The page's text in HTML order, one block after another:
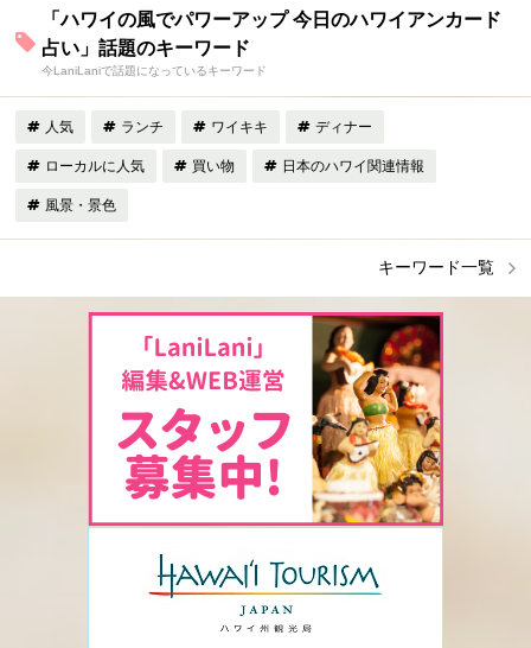
「ハワイの風でパワーアップ 今日のハワイアンカード
占い」話題のキーワード
今LaniLaniで話題になっているキーワード
人気 ランチ ワイキキ ディナー
ローカルに人気 買い物 日本のハワイ関連情報
風景・景色
キーワード一覧